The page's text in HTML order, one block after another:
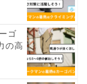
ゴ
の高